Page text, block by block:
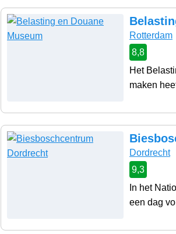
Rotterdam
8,8
Het
maken
Dordrecht
9,3
In het
een dag